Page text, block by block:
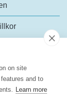
on site
and to
Learn more